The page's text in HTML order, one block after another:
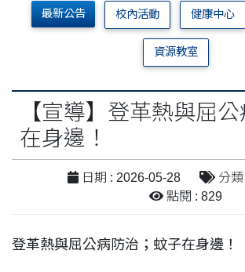
最新公告 校內活動 健康中心
資源教室
【宣導】登革熱與屈
在身邊！
日期 : 2026-05-28
分
點閱 : 829
登革熱與屈公病防治；蚊子在身邊！